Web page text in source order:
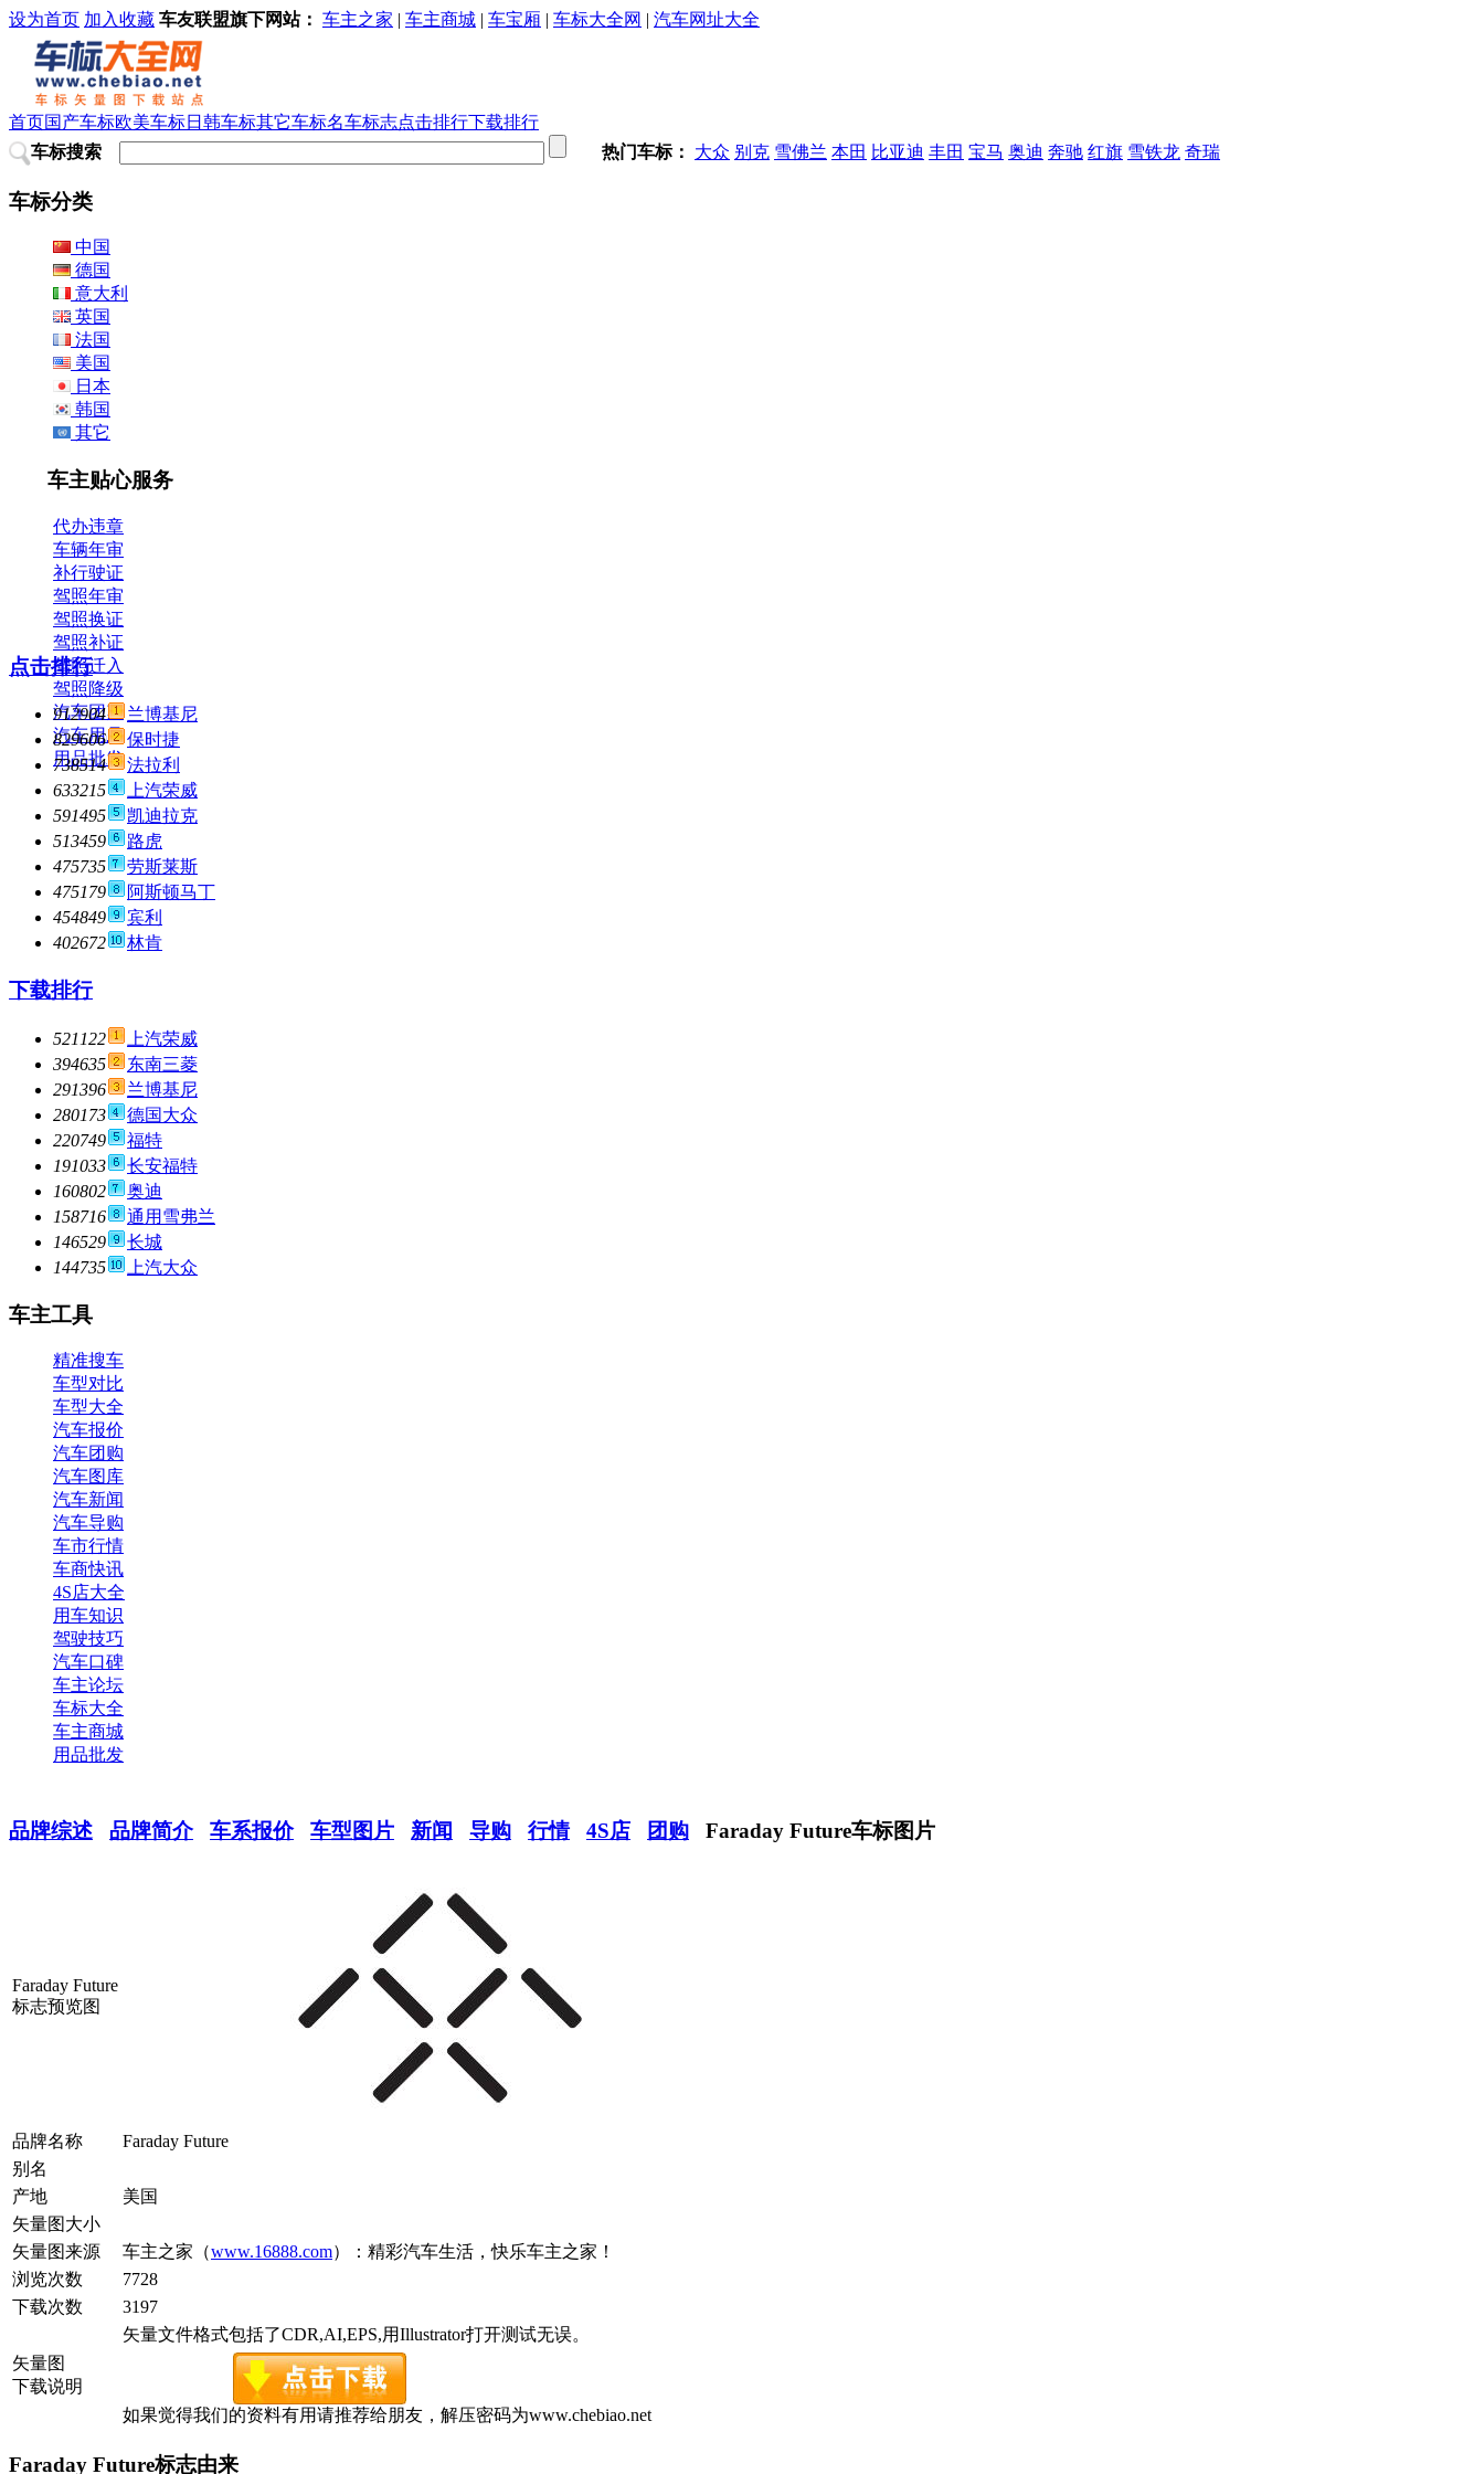
设为首页 加入收藏 车友联盟旗下网站： 车主之家 | 车主商城 | 车宝厢 | 车标大全网 | 汽车网址大全
首页国产车标欧美车标日韩车标其它车标名车标志点击排行下载排行
车标搜索
热门车标： 大众 别克 雪佛兰 本田 比亚迪 丰田 宝马 奥迪 奔驰 红旗 雪铁龙 奇瑞
车标分类
中国
德国
意大利
英国
法国
美国
日本
韩国
其它
车主贴心服务
代办违章
车辆年审
补行驶证
驾照年审
驾照换证
驾照补证
驾照迁入
驾照降级
汽车团购
汽车用品
用品批发
点击排行
912904
兰博基尼
829606
保时捷
738514
法拉利
633215
上汽荣威
591495
凯迪拉克
513459
路虎
475735
劳斯莱斯
475179
阿斯顿马丁
454849
宾利
402672
林肯
下载排行
521122
上汽荣威
394635
东南三菱
291396
兰博基尼
280173
德国大众
220749
福特
191033
长安福特
160802
奥迪
158716
通用雪弗兰
146529
长城
144735
上汽大众
车主工具
精准搜车
车型对比
车型大全
汽车报价
汽车团购
汽车图库
汽车新闻
汽车导购
车市行情
车商快讯
4S店大全
用车知识
驾驶技巧
汽车口碑
车主论坛
车标大全
车主商城
用品批发
品牌综述 品牌简介 车系报价 车型图片 新闻 导购 行情 4S店 团购 Faraday Future车标图片
Faraday Future
标志预览图
品牌名称
Faraday Future
别名
产地
美国
矢量图大小
矢量图来源
车主之家（www.16888.com）：精彩汽车生活，快乐车主之家！
浏览次数
7728
下载次数
3197
矢量图
下载说明
矢量文件格式包括了CDR,AI,EPS,用Illustrator打开测试无误。
如果觉得我们的资料有用请推荐给朋友，解压密码为www.chebiao.net
Faraday Future标志由来